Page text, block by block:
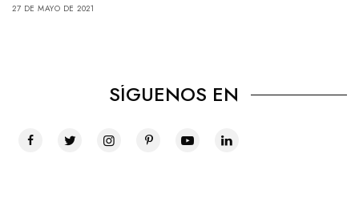
27 DE MAYO DE 2021
SÍGUENOS EN